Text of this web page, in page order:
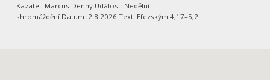
Kazatel: Marcus Denny Událost: Nedělní
shromáždění Datum: 2.8.2026 Text: Efezským 4,17–5,2